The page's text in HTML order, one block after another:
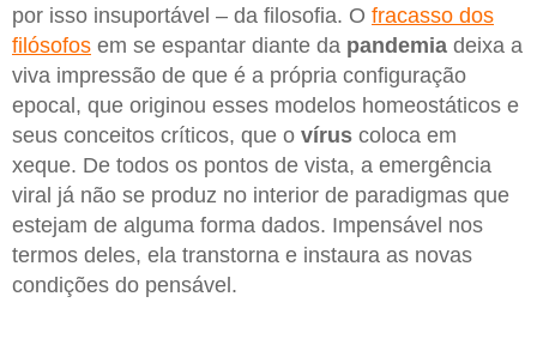
por isso insuportável – da filosofia. O fracasso dos
filósofos em se espantar diante da pandemia deixa a
viva impressão de que é a própria configuração
epocal, que originou esses modelos homeostáticos e
seus conceitos críticos, que o vírus coloca em
xeque. De todos os pontos de vista, a emergência
viral já não se produz no interior de paradigmas que
estejam de alguma forma dados. Impensável nos
termos deles, ela transtorna e instaura as novas
condições do pensável.